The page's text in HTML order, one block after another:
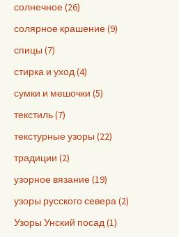
солнечное (26)
солярное крашение (9)
спицы (7)
стирка и уход (4)
сумки и мешочки (5)
текстиль (7)
текстурные узоры (22)
традиции (2)
узорное вязание (19)
узоры русского севера (2)
Узоры Унский посад (1)